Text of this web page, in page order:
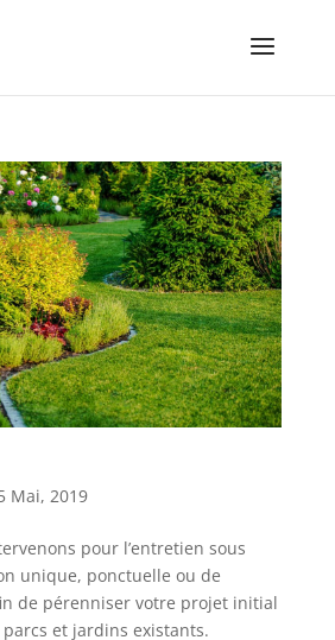
Mai, 2019
pour l’entretien sous
unique, ponctuelle ou de
de pérenniser votre projet initial
et jardins existants.